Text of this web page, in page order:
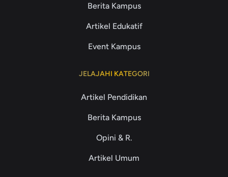
Berita Kampus
Artikel Edukatif
Event Kampus
JELAJAHI KATEGORI
Artikel Pendidikan
Berita Kampus
Opini & R.
Artikel Umum